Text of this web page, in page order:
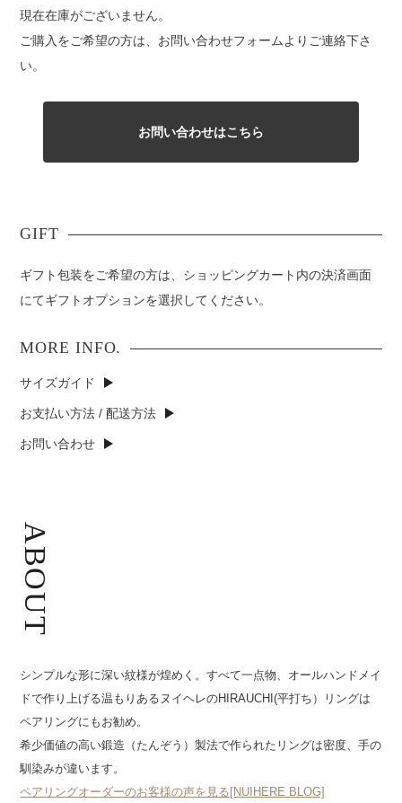
現在在庫がございません。
ご購入をご希望の方は、お問い合わせフォームよりご連絡下さ
い。
お問い合わせはこちら
ギフト包装をご希望の方は、ショッピングカート内の決済画面
にてギフトオプションを選択してください。
サイズガイド
お支払い方法 / 配送方法
お問い合わせ
ABOUT
シンプルな形に深い紋様が煌めく。すべて一点物、オールハンドメイ
ドで作り上げる温もりあるヌイヘレのHIRAUCHI(平打ち）リングは
ペアリングにもお勧め。
希少価値の高い鍛造（たんぞう）製法で作られたリングは密度、手の
馴染みが違います。
ペアリングオーダーのお客様の声を見る[NUIHERE BLOG]